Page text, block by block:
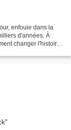
enfouie dans la
d'années. À
changer l'histoire